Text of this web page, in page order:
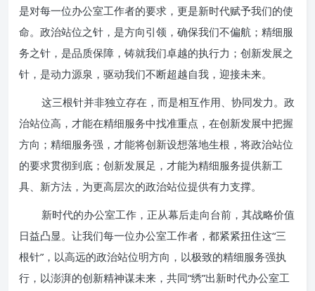
是对每一位办公室工作者的要求，更是新时代赋予我们的使
命。政治站位之针，是方向引领，确保我们不偏航；精细服
务之针，是品质保障，铸就我们卓越的执行力；创新发展之
针，是动力源泉，驱动我们不断超越自我，迎接未来。
这三根针并非独立存在，而是相互作用、协同发力。政
治站位高，才能在精细服务中找准重点，在创新发展中把握
方向；精细服务强，才能将创新设想落地生根，将政治站位
的要求贯彻到底；创新发展足，才能为精细服务提供新工
具、新方法，为更高层次的政治站位提供有力支撑。
新时代的办公室工作，正从幕后走向台前，其战略价值
日益凸显。让我们每一位办公室工作者，都紧紧扭住这“三
根针”，以高远的政治站位明方向，以极致的精细服务强执
行，以澎湃的创新精神谋未来，共同“绣”出新时代办公室工